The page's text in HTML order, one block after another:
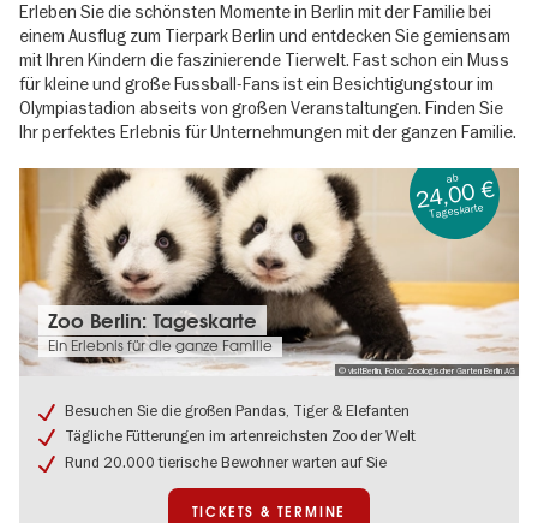
Erleben Sie die schönsten Momente in Berlin mit der Familie bei
einem Ausflug zum Tierpark Berlin und entdecken Sie gemiensam
mit Ihren Kindern die faszinierende Tierwelt. Fast schon ein Muss
für kleine und große Fussball-Fans ist ein Besichtigungstour im
Olympiastadion abseits von großen Veranstaltungen. Finden Sie
Ihr perfektes Erlebnis für Unternehmungen mit der ganzen Familie.
© visitBerlin, Foto: Zoologischer Garten Berlin AG
Tickets
&
Termine:
Tageskarte
Zoo Berlin: Tageskarte
Ein Erlebnis für die ganze Familie
ab
24,00 €
Tageskarte
Besuchen Sie die großen Pandas, Tiger & Elefanten
Tägliche Fütterungen im artenreichsten Zoo der Welt
Rund 20.000 tierische Bewohner warten auf Sie
TICKETS & TERMINE